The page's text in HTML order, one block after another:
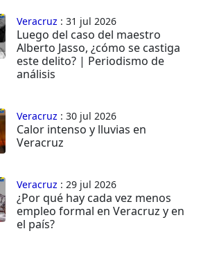
Veracruz : 31 jul 2026
Luego del caso del maestro
Alberto Jasso, ¿cómo se castiga
este delito? | Periodismo de
análisis
Veracruz : 30 jul 2026
Calor intenso y lluvias en
Veracruz
Veracruz : 29 jul 2026
¿Por qué hay cada vez menos
empleo formal en Veracruz y en
el país?